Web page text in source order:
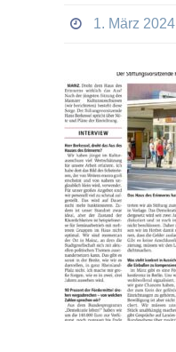
1. März 2024